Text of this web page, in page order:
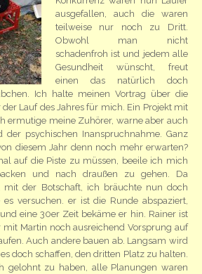
ausgefallen, auch die waren
teilweise nur noch zu Dritt.
Obwohl man nicht
schadenfroh ist und jedem alle
Gesundheit wünscht, freut
einen das natürlich doch
Ich halte meinen Vortrag über die
der Lauf des Jahres für mich. Ein Projekt mit
ermutige meine Zuhörer, warne aber auch
psychischen Inanspruchnahme. Ganz
diesem Jahr denn noch mehr erwarten?
auf die Piste zu müssen, beeile ich mich
und nach draußen zu gehen. Da
mit der Botschaft, ich bräuchte nun doch
versuchen. er ist die Runde abspaziert,
eine 30er Zeit bekäme er hin. Rainer ist
Martin noch ausreichend Vorsprung auf
Auch andere bauen ab. Langsam wird
doch schaffen, den dritten Platz zu halten.
gelohnt zu haben, alle Planungen waren